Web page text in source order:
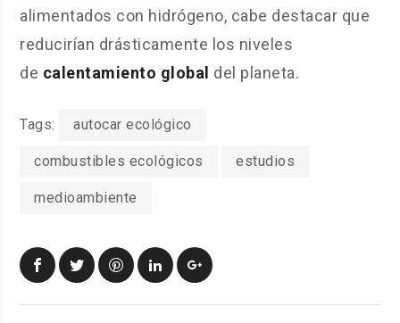
alimentados con hidrógeno, cabe destacar que
reducirían drásticamente los niveles
de calentamiento global del planeta.
Tags: autocar ecológico
combustibles ecológicos estudios
medioambiente